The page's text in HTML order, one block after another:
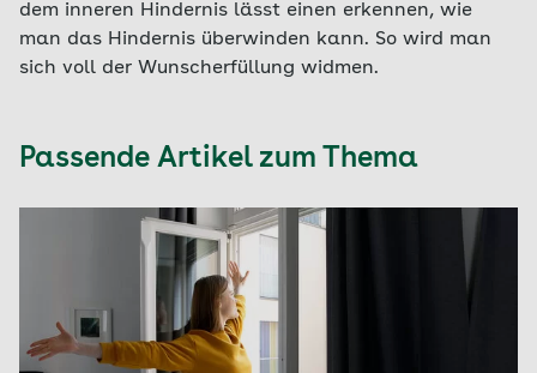
dem inneren Hindernis lässt einen erkennen, wie
man das Hindernis überwinden kann. So wird man
sich voll der Wunscherfüllung widmen.
Passende Artikel zum Thema